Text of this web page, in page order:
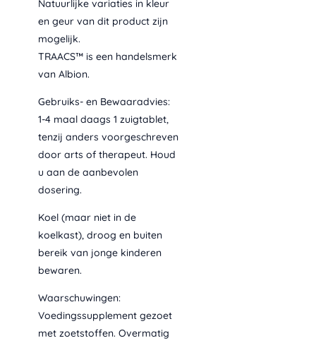
Natuurlijke variaties in kleur
en geur van dit product zijn
mogelijk.
TRAACS™ is een handelsmerk
van Albion.
Gebruiks- en Bewaaradvies:
1-4 maal daags 1 zuigtablet,
tenzij anders voorgeschreven
door arts of therapeut. Houd
u aan de aanbevolen
dosering.
Koel (maar niet in de
koelkast), droog en buiten
bereik van jonge kinderen
bewaren.
Waarschuwingen:
Voedingssupplement gezoet
met zoetstoffen. Overmatig